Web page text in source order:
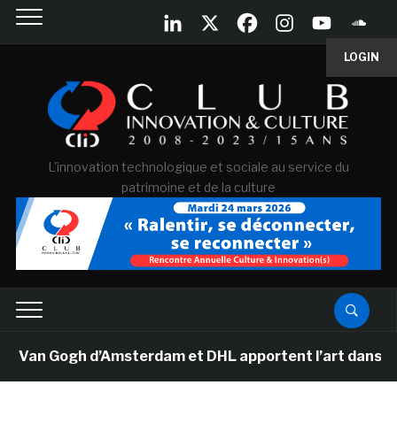
LOGIN
L'innovation technologique et sociale au service du
patrimoine et de la culture
Van Gogh d’Amsterdam et DHL apportent l’art dans